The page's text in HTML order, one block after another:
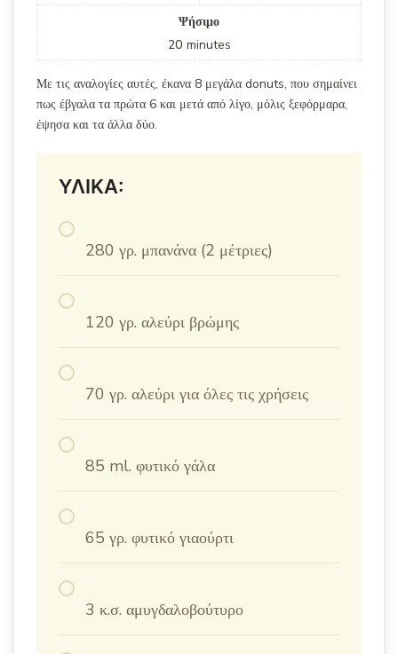
Ψήσιμο
20 minutes
Με τις αναλογίες αυτές, έκανα 8 μεγάλα donuts, που σημαίνει
πως έβγαλα τα πρώτα 6 και μετά από λίγο, μόλις ξεφόρμαρα,
έψησα και τα άλλα δύο.
ΥΛΙΚΑ:
280 γρ. μπανάνα (2 μέτριες)
120 γρ. αλεύρι βρώμης
70 γρ. αλεύρι για όλες τις χρήσεις
85 ml. φυτικό γάλα
65 γρ. φυτικό γιαούρτι
3 κ.σ. αμυγδαλοβούτυρο